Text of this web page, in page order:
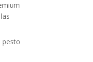
pesto